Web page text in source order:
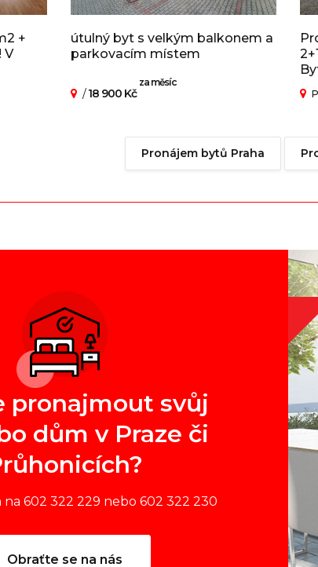
+
V
útulný byt s velkým balkonem a
parkovacím místem
/18 900 Kč
za měsíc
Pronájem bytů Praha
pronajmout svůj
dům v Praze či
602 322 229 nebo 602 322 230
Obraťte se na nás